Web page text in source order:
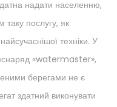
надати населенню,
таку послугу, як
техніки. У
«watermaster»,
берегами не є
здатний виконувати